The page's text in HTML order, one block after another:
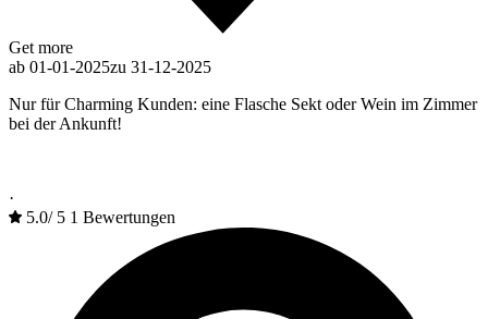
Get more
ab 01-01-2025zu 31-12-2025
Nur für Charming Kunden: eine Flasche Sekt oder Wein im Zimmer
bei der Ankunft!
·
5.0/ 5 1 Bewertungen